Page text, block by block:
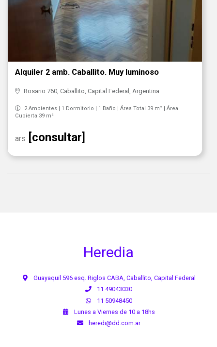
Alquiler 2 amb. Caballito. Muy luminoso
Rosario 760, Caballito, Capital Federal, Argentina
2 Ambientes | 1 Dormitorio | 1 Baño | Área Total 39 m² | Área
Cubierta 39 m²
ars [consultar]
Heredia
Guayaquil 596 esq. Riglos CABA, Caballito, Capital Federal
11 49043030
11 50948450
Lunes a Viernes de 10 a 18hs
heredi@dd.com.ar